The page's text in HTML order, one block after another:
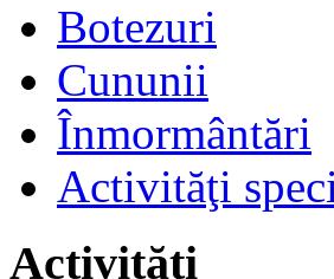
Botezuri
Cununii
Înmormântări
Activităţi
Activităţi